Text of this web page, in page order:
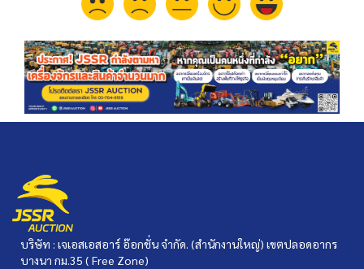
บริษัท : เจเอสเอสอาร์ อ๊อกชั่น จำกัด. (สำนักงานใหญ่) เขตปลอดอากร
บางนา กม.35 ( Free Zone)